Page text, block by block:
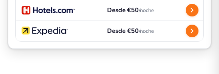
Desde €50/noche
Desde €50/noche